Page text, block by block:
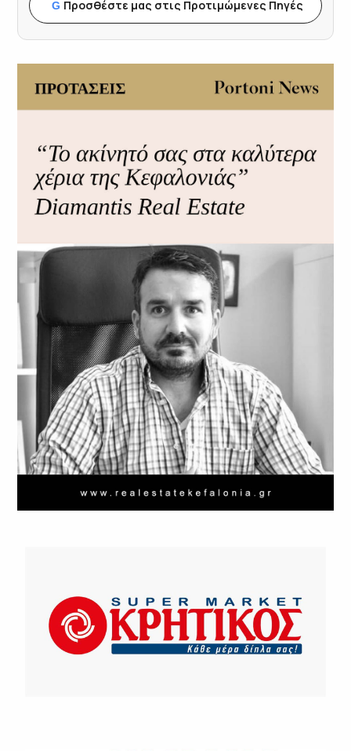
G Προσθέστε μας στις Προτιμώμενες Πηγές